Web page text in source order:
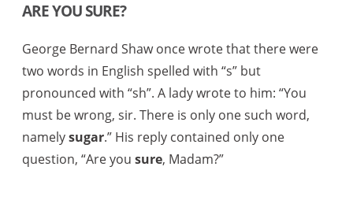
ARE YOU SURE?
George Bernard Shaw once wrote that there were
two words in English spelled with “s” but
pronounced with “sh”. A lady wrote to him: “You
must be wrong, sir. There is only one such word,
namelysugar.” His reply contained only one
question, “Are you sure, Madam?”